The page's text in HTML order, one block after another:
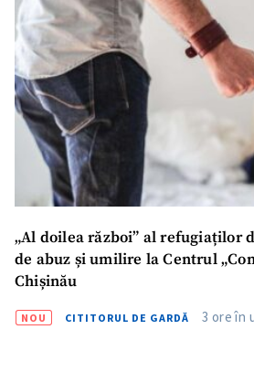
„Al doilea război” al refugiaților
de abuz și umilire la Centrul
Chișinău
NOU CITITORUL DE GARDĂ 3 ore în
Titlu știre
+ Adaugă titlu
Fotografie
+ Încarcă imagine
Link media+ Link media